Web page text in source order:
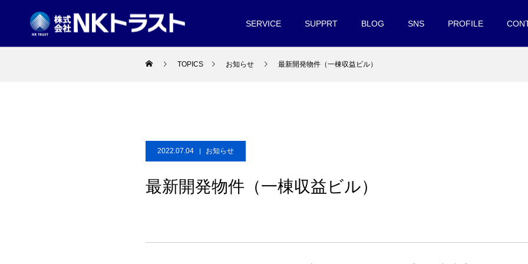
SERVICE SUPPRT BLOG SNS PROFILE
TOPICS お知らせ 最新開発物件（一棟収益ビル）
2022.07.04 お知らせ
最新開発物件（一棟収益ビル）